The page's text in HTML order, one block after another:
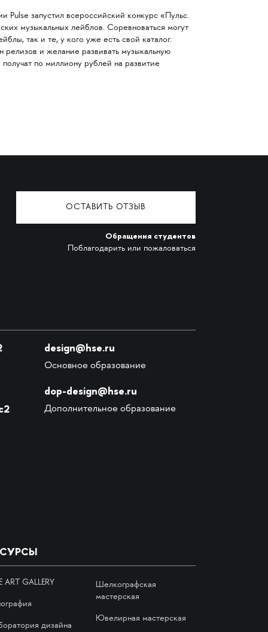
Pulse запустил всероссийский конкурс «Пульс.
музыкальных лейблов. Соревноваться могут
так и те, у кого уже есть свой каталог.
релизов и желание развивать музыкальную
по миллиону рублей на развитие
ОСТАВИТЬ ОТЗЫВ
Обращения студентов
Поблагодарить или пожаловаться
design@hse.ru
Основное образование
dop-design@hse.ru
Дополнительное образование
ART GALLERY
дизайна
Шелкографская
мастерская
Ювелирная мастерская